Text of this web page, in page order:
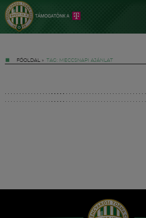
FŐOLDAL » TAG: MECCSNAPI AJÁNLAT
Hírek